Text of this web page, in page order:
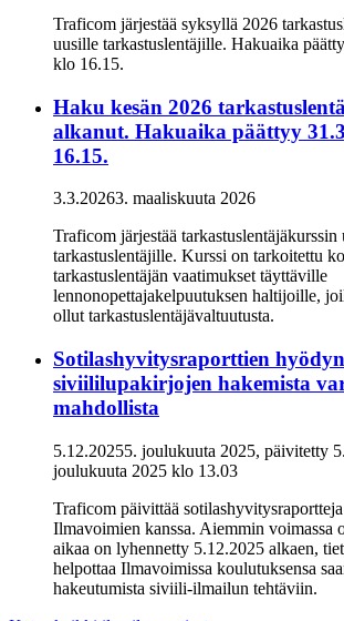
Traficom järjestää syksyllä 2026
uusille tarkastuslentäjille. Hakuaika
klo 16.15.
Haku kesän 2026
alkanut. Hakuaika päättyy
16.15.
3.3.20263. maaliskuuta 2026
Traficom järjestää tarkastuslentäjäkurssin
tarkastuslentäjille. Kurssi on tarkoitettu
tarkastuslentäjän vaatimukset täyttäville
lennonopettajakelpuutuksen haltijoille,
ollut tarkastuslentäjävaltuutusta.
Sotilashyvitysraporttien
siviililupakirjojen hakemista
mahdollista
5.12.20255. joulukuuta 2025, päivitetty
joulukuuta 2025 klo 13.03
Traficom päivittää
Ilmavoimien kanssa. Aiemmin voimassa
aikaa on lyhennetty 5.12.2025 alkaen,
helpottaa Ilmavoimissa koulutuksensa
hakeutumista siviili-ilmailun tehtäviin.